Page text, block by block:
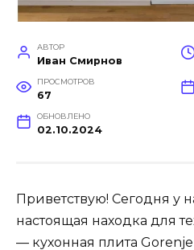
АВТОР
Иван Смирнов
ПРОСМОТРОВ
67
ОБНОВЛЕНО
02.10.2024
Приветствую! Сегодня у
настоящая находка для
— кухонная плита Gorenje